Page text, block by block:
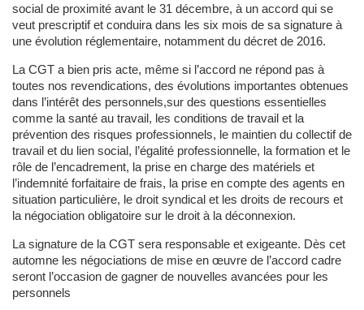
social de proximité avant le 31 décembre, à un accord qui se
veut prescriptif et conduira dans les six mois de sa signature à
une évolution réglementaire, notamment du décret de 2016.
La CGT a bien pris acte, même si l’accord ne répond pas à
toutes nos revendications, des évolutions importantes obtenues
dans l’intérêt des personnels,sur des questions essentielles
comme la santé au travail, les conditions de travail et la
prévention des risques professionnels, le maintien du collectif de
travail et du lien social, l’égalité professionnelle, la formation et le
rôle de l’encadrement, la prise en charge des matériels et
l’indemnité forfaitaire de frais, la prise en compte des agents en
situation particulière, le droit syndical et les droits de recours et
la négociation obligatoire sur le droit à la déconnexion.
La signature de la CGT sera responsable et exigeante. Dès cet
automne les négociations de mise en œuvre de l’accord cadre
seront l’occasion de gagner de nouvelles avancées pour les
personnels